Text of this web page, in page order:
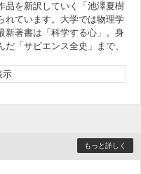
品を新訳していく「池澤夏樹
ています。大学では物理学
新著書は「科学する心」。身
「サピエンス全史」まで、
示
もっと詳しく